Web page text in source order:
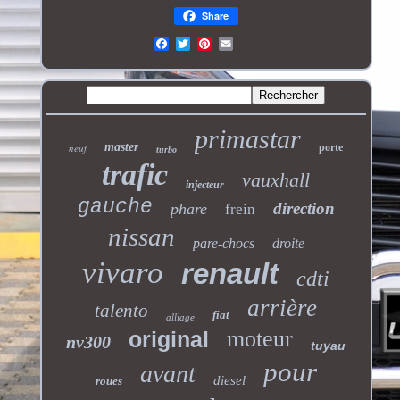
Share
neuf master turbo primastar porte
trafic injecteur vauxhall
gauche phare frein direction
nissan pare-chocs droite
vivaro renault cdti
talento alliage fiat arrière
nv300 original moteur tuyau
roues avant diesel pour